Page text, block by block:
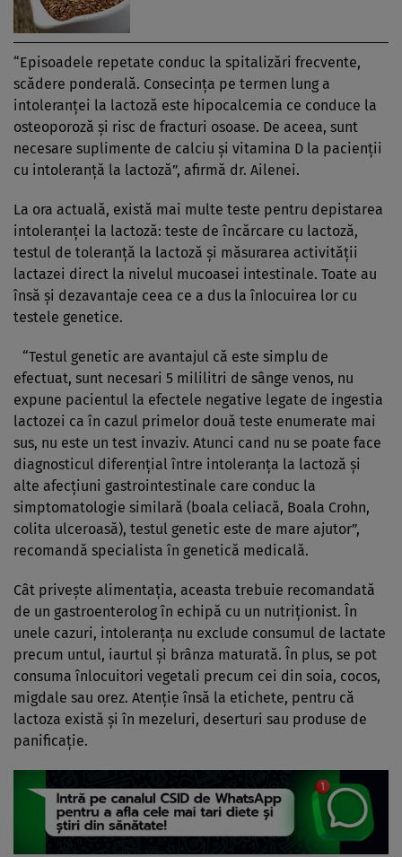
“Episoadele repetate conduc la spitalizări frecvente,
scădere ponderală. Consecinţa pe termen lung a
intoleranţei la lactoză este hipocalcemia ce conduce la
osteoporoză şi risc de fracturi osoase. De aceea, sunt
necesare suplimente de calciu şi vitamina D la pacienţii
cu intoleranţă la lactoză”, afirmă dr. Ailenei.
La ora actuală, există mai multe teste pentru depistarea
intoleranţei la lactoză: teste de încărcare cu lactoză,
testul de toleranţă la lactoză şi măsurarea activităţii
lactazei direct la nivelul mucoasei intestinale. Toate au
însă şi dezavantaje ceea ce a dus la înlocuirea lor cu
testele genetice.
“Testul genetic are avantajul că este simplu de
efectuat, sunt necesari 5 mililitri de sânge venos, nu
expune pacientul la efectele negative legate de ingestia
lactozei ca în cazul primelor două teste enumerate mai
sus, nu este un test invaziv. Atunci cand nu se poate face
diagnosticul diferenţial între intoleranţa la lactoză şi
alte afecţiuni gastrointestinale care conduc la
simptomatologie similară (boala celiacă, Boala Crohn,
colita ulceroasă), testul genetic este de mare ajutor”,
recomandă specialista în genetică medicală.
Cât priveşte alimentaţia, aceasta trebuie recomandată
de un gastroenterolog în echipă cu un nutriţionist. În
unele cazuri, intoleranţa nu exclude consumul de lactate
precum untul, iaurtul şi brânza maturată. În plus, se pot
consuma înlocuitori vegetali precum cei din soia, cocos,
migdale sau orez. Atenţie însă la etichete, pentru că
lactoza există şi în mezeluri, deserturi sau produse de
panificaţie.